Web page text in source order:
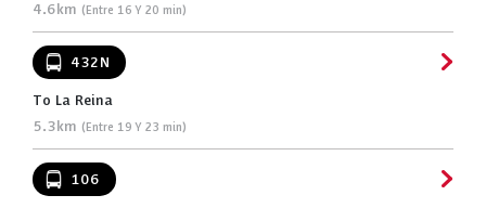
4.6km (Entre 16 Y 20 min)
432N
To La Reina
5.3km (Entre 19 Y 23 min)
106